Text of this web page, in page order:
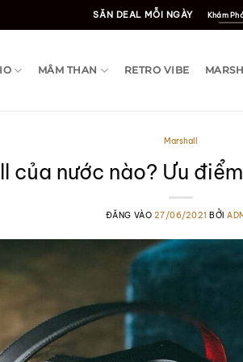
SĂN DEAL MỖI NGÀY Khám
MÂM THAN RETRO VIBE
Marshall
của nước nào? Ưu
ĐĂNG VÀO 27/06/2021 BỞI